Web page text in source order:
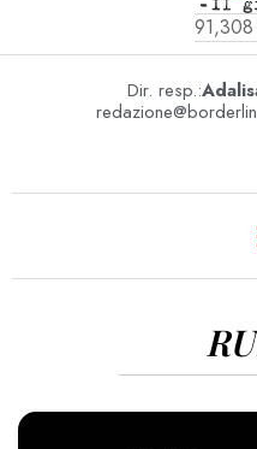
91,308
Dir. resp.: